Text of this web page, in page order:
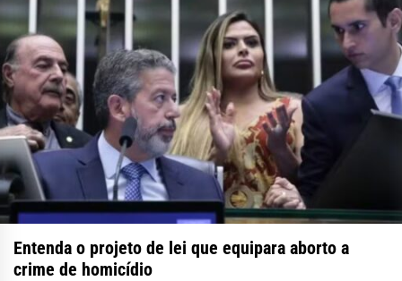
Entenda o projeto de lei que equipara aborto a
crime de homicídio